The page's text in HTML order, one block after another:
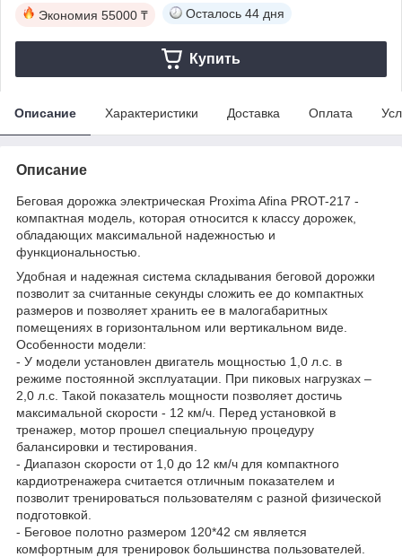
Экономия 55000 ₸ Осталось 44 дня
Купить
Описание Характеристики Доставка Оплата
Описание
Беговая дорожка электрическая Proxima Afina PROT-217 -
компактная модель, которая относится к классу дорожек,
обладающих максимальной надежностью и
функциональностью.
Удобная и надежная система складывания беговой дорожки
позволит за считанные секунды сложить ее до компактных
размеров и позволяет хранить ее в малогабаритных
помещениях в горизонтальном или вертикальном виде.
Особенности модели:
- У модели установлен двигатель мощностью 1,0 л.с. в
режиме постоянной эксплуатации. При пиковых нагрузках –
2,0 л.с. Такой показатель мощности позволяет достичь
максимальной скорости - 12 км/ч. Перед установкой в
тренажер, мотор прошел специальную процедуру
балансировки и тестирования.
- Диапазон скорости от 1,0 до 12 км/ч для компактного
кардиотренажера считается отличным показателем и
позволит тренироваться пользователям с разной физической
подготовкой.
- Беговое полотно размером 120*42 см является
комфортным для тренировок большинства пользователей.